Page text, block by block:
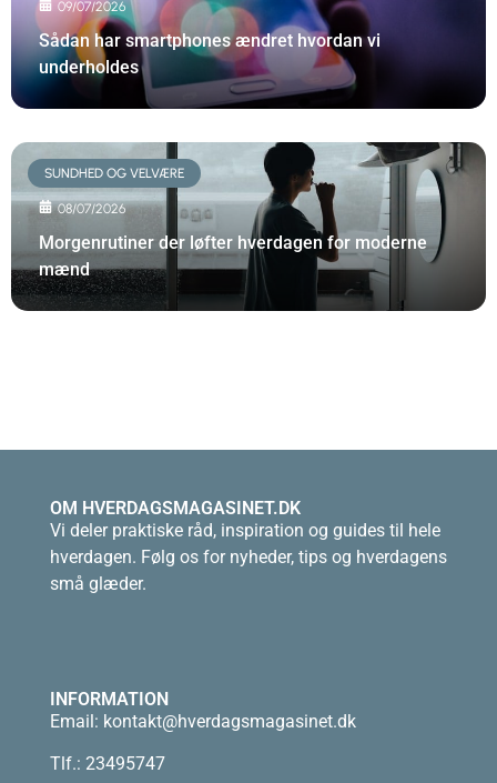
09/07/2026
Sådan har smartphones ændret hvordan vi
underholdes
SUNDHED OG VELVÆRE
08/07/2026
Morgenrutiner der løfter hverdagen for moderne
mænd
OM HVERDAGSMAGASINET.DK
Vi deler praktiske råd, inspiration og guides til hele
hverdagen. Følg os for nyheder, tips og hverdagens
små glæder.
INFORMATION
Email: kontakt@hverdagsmagasinet.dk
Tlf.: 23495747